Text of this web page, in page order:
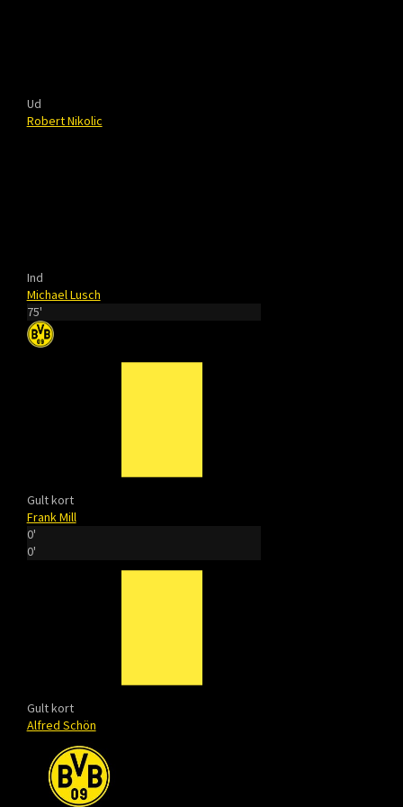
Ud
Robert Nikolic
Ind
Michael Lusch
75'
Gult kort
Frank Mill
0'
0'
Gult kort
Alfred Schön